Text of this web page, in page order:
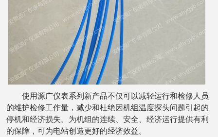
使用源广仪表系列新产品不仅可以减轻运行和检修人员
的维护检修工作量，减少和杜绝因机组温度探头问题引起的
停机和经济损失。为机组的连续、安全、经济运行提供有利
的保障，可为电站创造更好的经济效益。